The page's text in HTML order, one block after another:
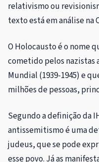
relativismo ou
texto está em análise na
O Holocausto é o nome
cometido pelos nazistas
Mundial (1939-1945) e
milhões de pessoas,
Segundo a definição da
antissemitismo é uma
judeus, que se pode
esse povo. Já as